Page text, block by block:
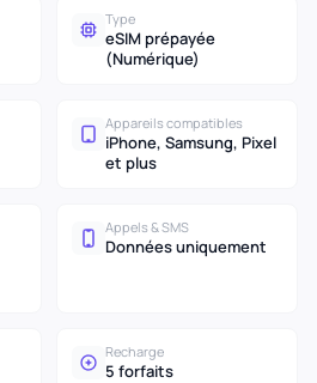
Type
eSIM prépayée
(Numérique)
Appareils compatibles
iPhone, Samsung, Pixel
et plus
Appels & SMS
Données uniquement
Recharge
5 forfaits